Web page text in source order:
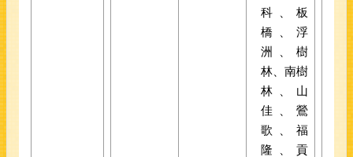
科、板
橋、浮
洲、樹
林、南樹
林、山
佳、鶯
歌、福
隆、貢